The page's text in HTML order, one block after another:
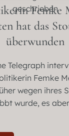
Femke
hat das
überwunden
Telegraph
Femke
wegen ihres
wurde, es